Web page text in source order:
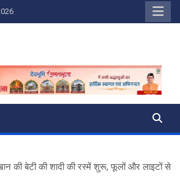
की बेटी की शादी की रस्में शुरू, फूलों और लाइटों से